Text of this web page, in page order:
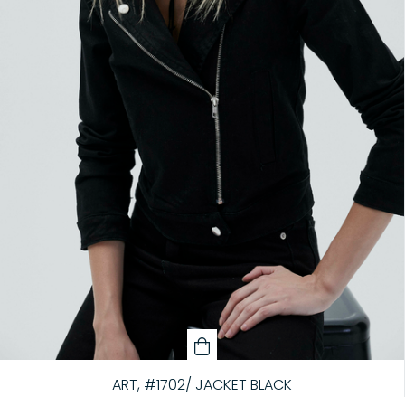
ART, #1702/ JACKET BLACK